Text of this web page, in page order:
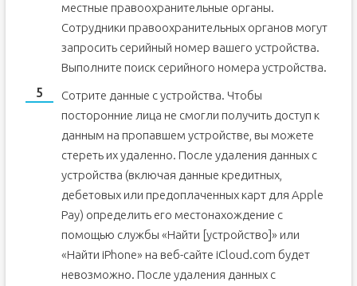
местные правоохранительные органы.
Сотрудники правоохранительных органов могут
запросить серийный номер вашего устройства.
Выполните поиск серийного номера устройства.
Сотрите данные с устройства. Чтобы
посторонние лица не смогли получить доступ к
данным на пропавшем устройстве, вы можете
стереть их удаленно. После удаления данных с
устройства (включая данные кредитных,
дебетовых или предоплаченных карт для Apple
Pay) определить его местонахождение с
помощью службы «Найти [устройство]» или
«Найти iPhone» на веб-сайте iCloud.com будет
невозможно. После удаления данных с